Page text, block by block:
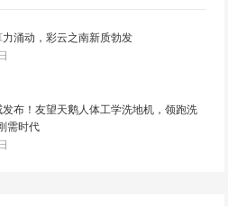
涌动，彩云之南新质勃发
布！友望天鹅人体工学洗地机，领跑洗
需时代